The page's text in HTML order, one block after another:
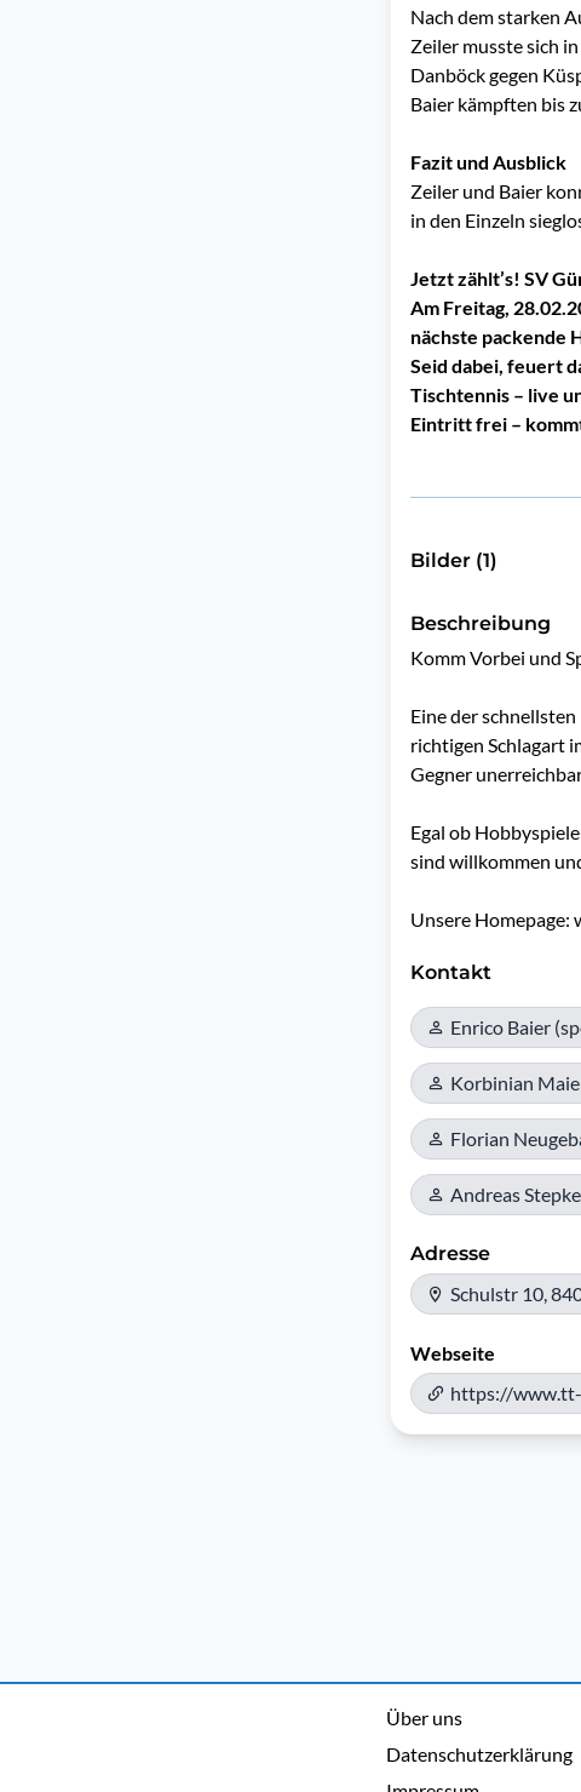
Nach dem starken
Zeiler musste sich
Danböck gegen
Baier kämpften bis
Fazit und Ausblick
Zeiler und Baier
in den Einzeln
Jetzt zählt’s! SV
Am Freitag,
nächste packende
Seid dabei, feuert
Tischtennis – live
Eintritt frei –
Bilder (1)
Beschreibung
Komm Vorbei und
Eine der
richtigen Schlagart
Gegner
Egal ob
sind willkommen
Unsere
Kontakt
Enrico Baier
Korbinian
Florian
Andreas
Adresse
Schulstr 10,
Webseite
https://
Über uns
Datenschutzerklärung